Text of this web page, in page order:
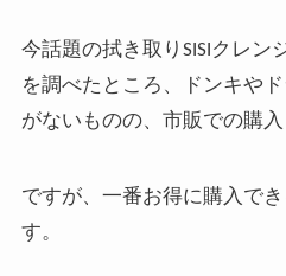
今話題の拭き取りSISIクレン
を調べたところ、ドンキや
がないものの、市販での購入
ですが、一番お得に購入で
す。